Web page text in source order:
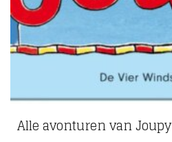
Alle avonturen van Joupy